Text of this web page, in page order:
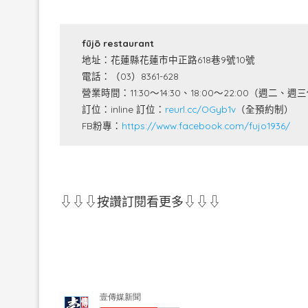
fūjō restaurant
地址：花蓮縣花蓮市中正路618巷9號10號
電話：（03）8361-628
營業時間：11:30～14:30、18:00～22:00（週二、週
訂位：inline 訂位： reurl.cc/OGyb1v （全預約制）
FB粉專： https://www.facebook.com/fujo1936/
⇩⇩⇩按讚訂閱看更多⇩⇩⇩